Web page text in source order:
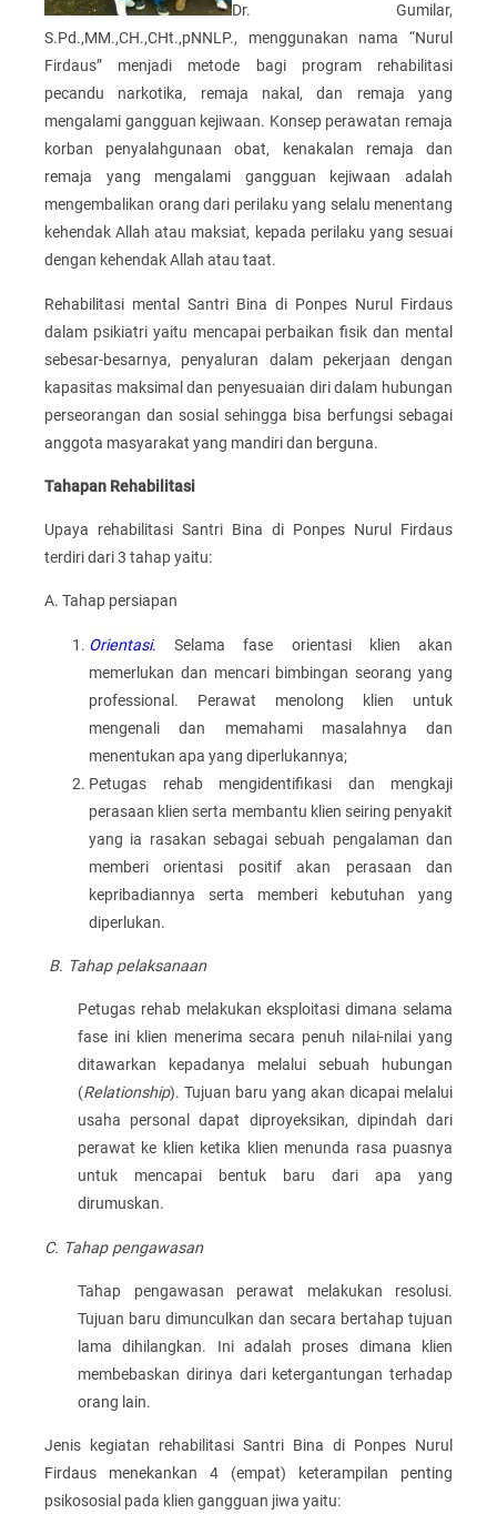
Dr. Gumilar,
S.Pd.,MM.,CH.,CHt.,pNNLP., menggunakan nama “Nurul
Firdaus” menjadi metode bagi program rehabilitasi
pecandu narkotika, remaja nakal, dan remaja yang
mengalami gangguan kejiwaan. Konsep perawatan remaja
korban penyalahgunaan obat, kenakalan remaja dan
remaja yang mengalami gangguan kejiwaan adalah
mengembalikan orang dari perilaku yang selalu menentang
kehendak Allah atau maksiat, kepada perilaku yang sesuai
dengan kehendak Allah atau taat.
Rehabilitasi mental Santri Bina di Ponpes Nurul Firdaus
dalam psikiatri yaitu mencapai perbaikan fisik dan mental
sebesar-besarnya, penyaluran dalam pekerjaan dengan
kapasitas maksimal dan penyesuaian diri dalam hubungan
perseorangan dan sosial sehingga bisa berfungsi sebagai
anggota masyarakat yang mandiri dan berguna.
Tahapan Rehabilitasi
Upaya rehabilitasi Santri Bina di Ponpes Nurul Firdaus
terdiri dari 3 tahap yaitu:
A. Tahap persiapan
Orientasi. Selama fase orientasi klien akan
memerlukan dan mencari bimbingan seorang yang
professional. Perawat menolong klien untuk
mengenali dan memahami masalahnya dan
menentukan apa yang diperlukannya;
Petugas rehab mengidentifikasi dan mengkaji
perasaan klien serta membantu klien seiring penyakit
yang ia rasakan sebagai sebuah pengalaman dan
memberi orientasi positif akan perasaan dan
kepribadiannya serta memberi kebutuhan yang
diperlukan.
B. Tahap pelaksanaan
Petugas rehab melakukan eksploitasi dimana selama
fase ini klien menerima secara penuh nilai-nilai yang
ditawarkan kepadanya melalui sebuah hubungan
(Relationship). Tujuan baru yang akan dicapai melalui
usaha personal dapat diproyeksikan, dipindah dari
perawat ke klien ketika klien menunda rasa puasnya
untuk mencapai bentuk baru dari apa yang
dirumuskan.
C. Tahap pengawasan
Tahap pengawasan perawat melakukan resolusi.
Tujuan baru dimunculkan dan secara bertahap tujuan
lama dihilangkan. Ini adalah proses dimana klien
membebaskan dirinya dari ketergantungan terhadap
orang lain.
Jenis kegiatan rehabilitasi Santri Bina di Ponpes Nurul
Firdaus menekankan 4 (empat) keterampilan penting
psikososial pada klien gangguan jiwa yaitu: